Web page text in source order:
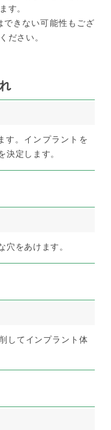
す。
できない可能性もござ
ださい。
す。インプラントを
決定します。
穴をあけます。
してインプラント体